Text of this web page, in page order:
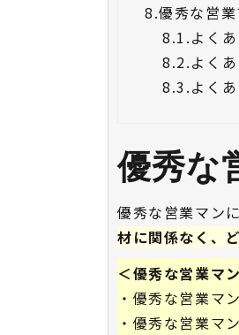
8.優秀な営
8.1.よく
8.2.よく
8.3.よく
優秀な
優秀な営業マン
材に関係なく、
＜優秀な営業マ
・優秀な営業マ
・優秀な営業マ